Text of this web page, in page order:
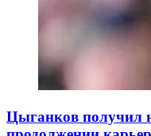
Цыганков получил